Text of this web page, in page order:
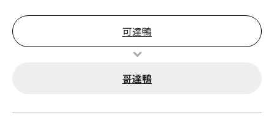
可達鴨
哥達鴨